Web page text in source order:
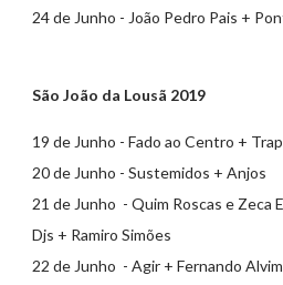
24 de Junho - João Pedro Pais +
São João da Lousã 2019
19 de Junho - Fado ao Centro +
20 de Junho - Sustemidos + Anjos
21 de Junho - Quim Roscas e Zeca
Djs + Ramiro Simões
22 de Junho - Agir + Fernando